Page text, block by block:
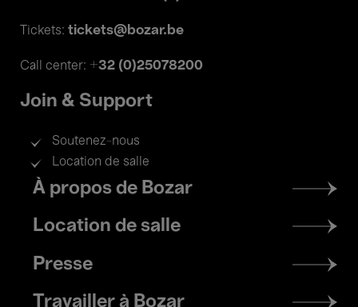
Tickets: tickets@bozar.be
Call center: +32 (0)25078200
Join & Support
Soutenez-nous
Location de salle
Footer
menu
À propos de Bozar
Location de salle
Presse
Travailler à Bozar